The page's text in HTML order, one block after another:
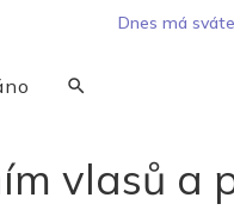
Dnes má
vlasů a